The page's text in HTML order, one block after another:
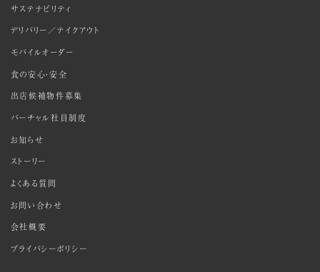
サステナビリティ
デリバリー／テイクアウト
モバイルオーダー
食の安心・安全
出店候補物件募集
バーチャル社員制度
お知らせ
ストーリー
よくある質問
お問い合わせ
会社概要
プライバシーポリシー